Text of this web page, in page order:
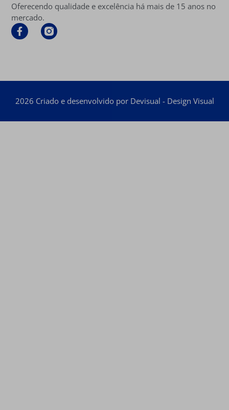
Oferecendo qualidade e excelência há mais de 15 anos no
mercado.
2026 Criado e desenvolvido por Devisual - Design Visual